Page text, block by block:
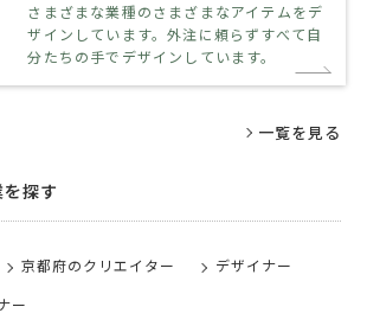
さまざまな業種のさまざまなアイテムをデ
ザインしています。外注に頼らずすべて自
分たちの手でデザインしています。
一覧を見る
探す
京都府のクリエイター
デザイナー
ー